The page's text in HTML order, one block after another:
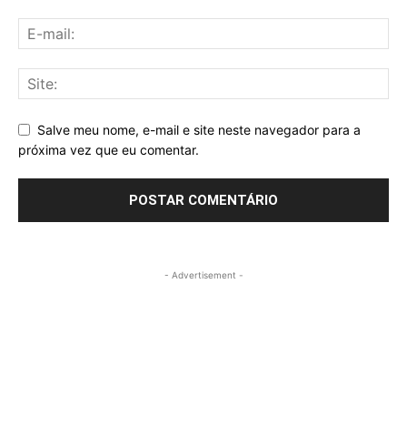
Salve meu nome, e-mail e site neste navegador para a
próxima vez que eu comentar.
- Advertisement -